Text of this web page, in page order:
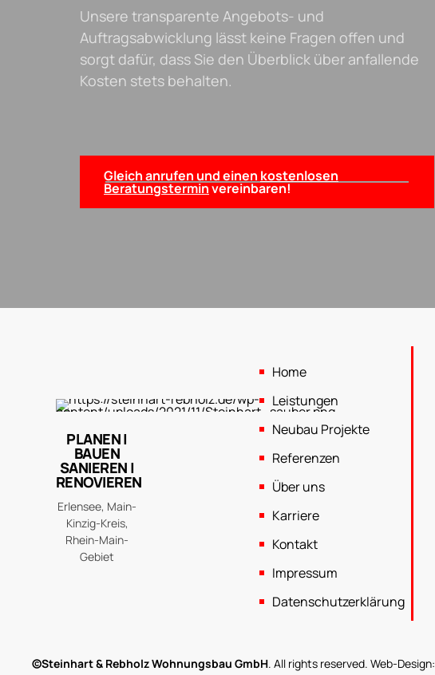
Unsere transparente Angebots- und
Auftragsabwicklung lässt keine Fragen offen und
sorgt dafür, dass Sie den Überblick über anfallende
Kosten stets behalten.
Gleich anrufen und einen kostenlosen
Beratungsterminvereinbaren!
PLANEN |
BAUEN
SANIEREN |
RENOVIEREN
Erlensee, Main-
Kinzig-Kreis,
Rhein-Main-
Gebiet
Home
Leistungen
Neubau Projekte
Referenzen
Über uns
Karriere
Kontakt
Impressum
Datenschutzerklärung
©Steinhart & Rebholz Wohnungsbau GmbH. All rights reserved. Web-Design: